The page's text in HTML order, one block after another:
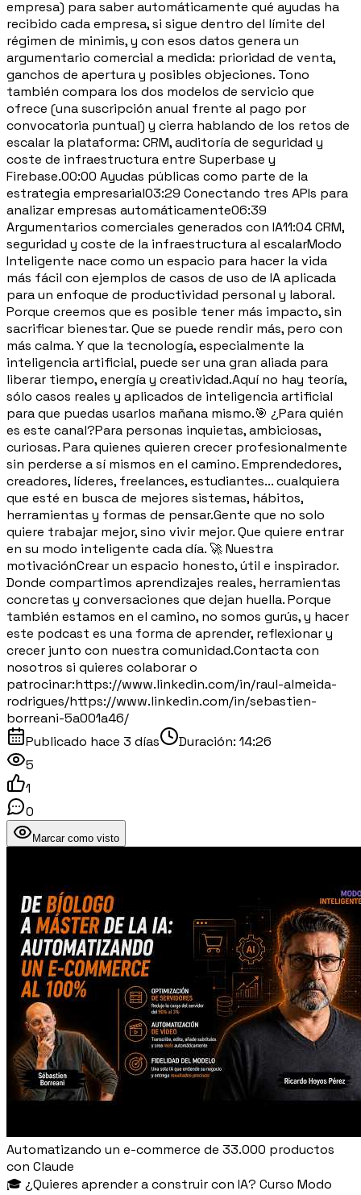
empresa) para saber automáticamente qué ayudas ha
recibido cada empresa, si sigue dentro del límite del
régimen de minimis, y con esos datos genera un
argumentario comercial a medida: prioridad de venta,
ganchos de apertura y posibles objeciones. Tono
también compara los dos modelos de servicio que
ofrece (una suscripción anual frente al pago por
convocatoria puntual) y cierra hablando de los retos de
escalar la plataforma: CRM, auditoría de seguridad y
coste de infraestructura entre Superbase y
Firebase.00:00 Ayudas públicas como parte de la
estrategia empresarial03:29 Conectando tres APIs para
analizar empresas automáticamente06:39
Argumentarios comerciales generados con IA11:04 CRM,
seguridad y coste de la infraestructura al escalarModo
Inteligente nace como un espacio para hacer la vida
más fácil con ejemplos de casos de uso de IA aplicada
para un enfoque de productividad personal y laboral.
Porque creemos que es posible tener más impacto, sin
sacrificar bienestar. Que se puede rendir más, pero con
más calma. Y que la tecnología, especialmente la
inteligencia artificial, puede ser una gran aliada para
liberar tiempo, energía y creatividad.Aquí no hay teoría,
sólo casos reales y aplicados de inteligencia artificial
para que puedas usarlos mañana mismo.🎯 ¿Para quién
es este canal?Para personas inquietas, ambiciosas,
curiosas. Para quienes quieren crecer profesionalmente
sin perderse a sí mismos en el camino. Emprendedores,
creadores, líderes, freelances, estudiantes... cualquiera
que esté en busca de mejores sistemas, hábitos,
herramientas y formas de pensar.Gente que no solo
quiere trabajar mejor, sino vivir mejor. Que quiere entrar
en su modo inteligente cada día. 🚀 Nuestra
motivaciónCrear un espacio honesto, útil e inspirador.
Donde compartimos aprendizajes reales, herramientas
concretas y conversaciones que dejan huella. Porque
también estamos en el camino, no somos gurús, y hacer
este podcast es una forma de aprender, reflexionar y
crecer junto con nuestra comunidad.Contacta con
nosotros si quieres colaborar o
patrocinar:https://www.linkedin.com/in/raul-almeida-
rodrigues/https://www.linkedin.com/in/sebastien-
borreani-5a001a46/
Publicado hace 3 días Duración: 14:26
5
1
0
Marcar como visto
Automatizando un e-commerce de 33.000 productos
con Claude
🎓 ¿Quieres aprender a construir con IA? Curso Modo